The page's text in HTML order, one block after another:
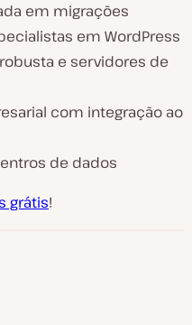
em migrações
em WordPress
e servidores de
com integração ao
de dados
grátis!